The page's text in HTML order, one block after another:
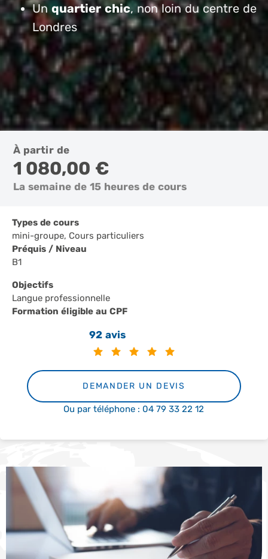
Un quartier chic, non loin du centre de
Londres
À partir de
1 080,00 €
La semaine de 15 heures de cours
Types de cours
mini-groupe, Cours particuliers
Préquis / Niveau
B1
Objectifs
Langue professionnelle
Formation éligible au CPF
92 avis
DEMANDER UN DEVIS
Ou par téléphone : 04 79 33 22 12